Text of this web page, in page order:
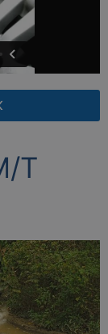
T